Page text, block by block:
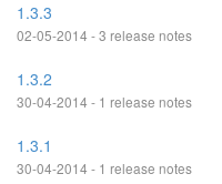
1.3.3
02-05-2014 - 3 release notes
1.3.2
30-04-2014 - 1 release notes
1.3.1
30-04-2014 - 1 release notes